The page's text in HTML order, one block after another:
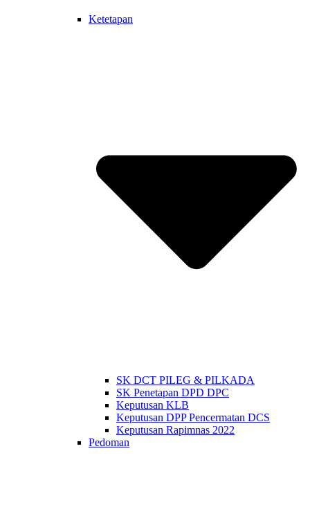
Ketetapan
SK DCT PILEG & PILKADA
SK Penetapan DPD DPC
Keputusan KLB
Keputusan DPP Pencermatan DCS
Keputusan Rapimnas 2022
Pedoman